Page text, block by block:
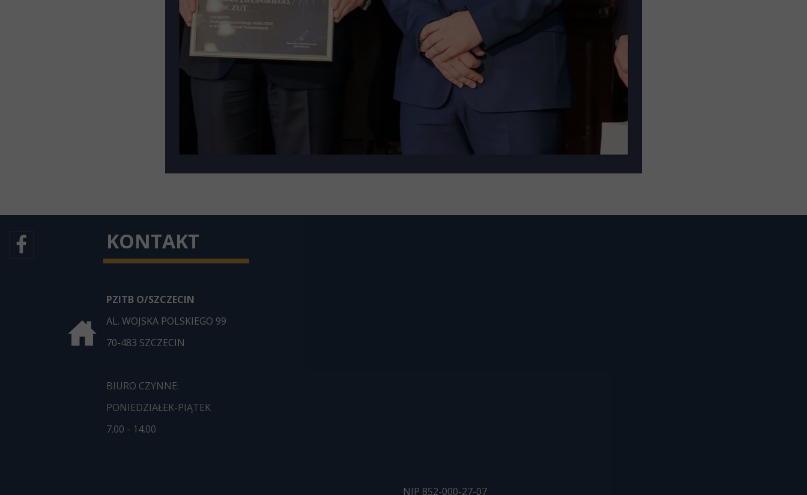
NIP 852-000-27-07
KONTAKT
PZITB O/SZCZECIN
AL. WOJSKA POLSKIEGO 99
70-483 SZCZECIN
BIURO CZYNNE:
PONIEDZIAŁEK-PIĄTEK
7.00 - 14.00